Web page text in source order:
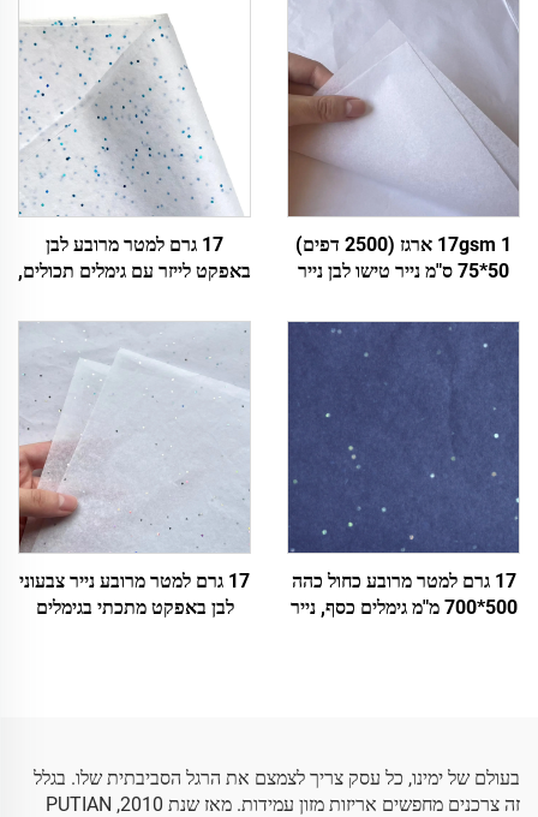
17gsm 1 ארגז (2500 דפים)
50*75 ס"מ נייר טישו לבן נייר
בגדים נעליים אריזה נייר טישו
17 גרם למטר מרובע לבן
באפקט לייזר עם גימלים תכולים,
צבעוני לתוספות דקורטיביות,
עטיפה, אריזה, נייר טישו איכותי
17 גרם למטר מרובע כחול כהה
500*700 מ"מ גימלים כסף, נייר
17 גרם למטר מרובע נייר צבעוני
לבן באפקט מתכתי בגימלים
בעולם של ימינו, כל עסק צריך לצמצם את הרגל הסביבתית שלו. בגלל
זה צרכנים מחפשים אריזות מזון עמידות. מאז שנת 2010, PUTIAN